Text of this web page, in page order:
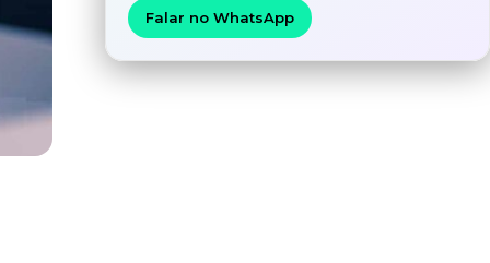
Falar no WhatsApp